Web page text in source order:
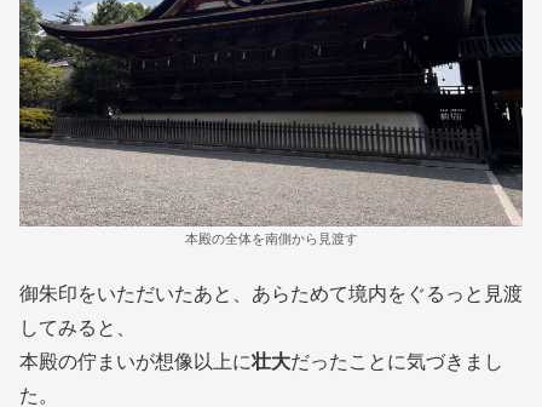
本殿の全体を南側から見渡す
御朱印をいただいたあと、あらためて境内をぐるっと見渡
してみると、
本殿の佇まいが想像以上に壮大だったことに気づきまし
た。